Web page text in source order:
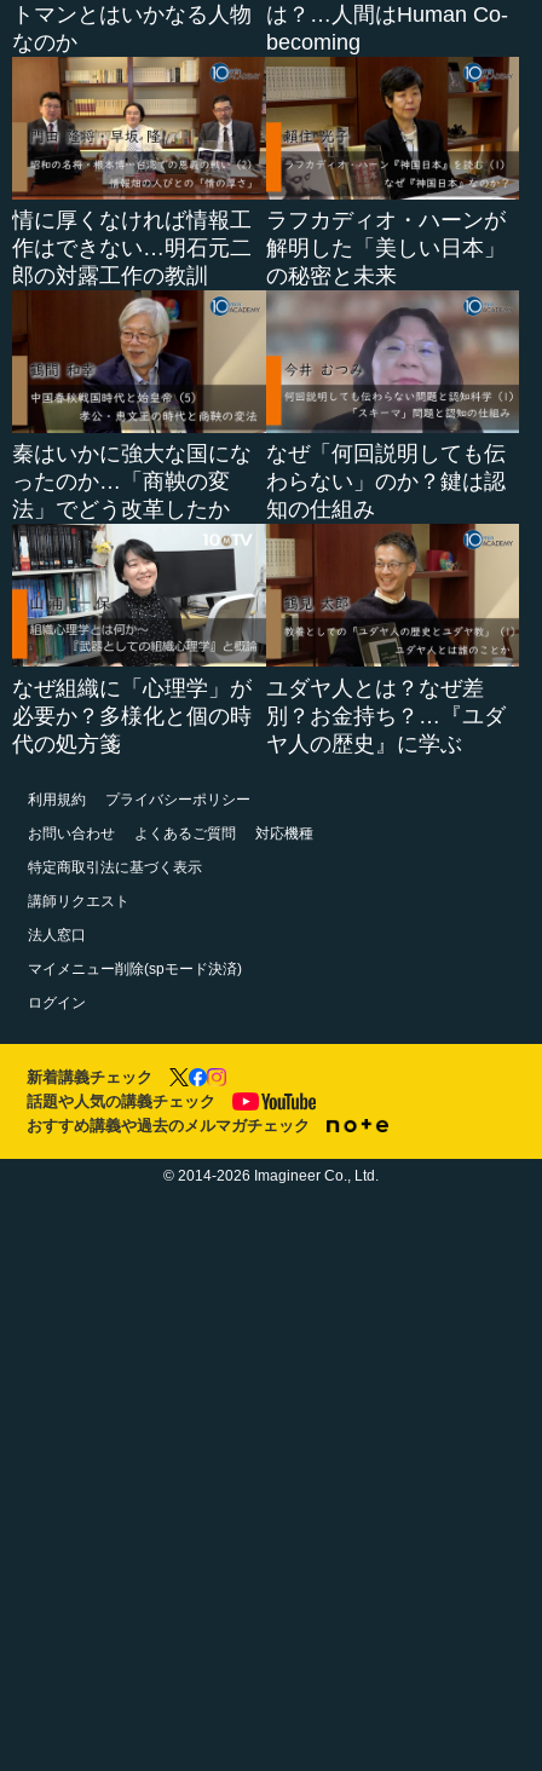
トマンとはいかなる人物
なのか
は？…人間はHuman Co-
becoming
情に厚くなければ情報工
作はできない…明石元二
郎の対露工作の教訓
ラフカディオ・ハーンが
解明した「美しい日本」
の秘密と未来
秦はいかに強大な国にな
ったのか…「商鞅の変
法」でどう改革したか
なぜ「何回説明しても伝
わらない」のか？鍵は認
知の仕組み
なぜ組織に「心理学」が
必要か？多様化と個の時
代の処方箋
ユダヤ人とは？なぜ差
別？お金持ち？…『ユダ
ヤ人の歴史』に学ぶ
利用規約
プライバシーポリシー
お問い合わせ
よくあるご質問
対応機種
特定商取引法に基づく表示
講師リクエスト
法人窓口
マイメニュー削除(spモード決済)
ログイン
新着講義チェック
話題や人気の講義チェック
おすすめ講義や過去のメルマガチェック
© 2014-2026 Imagineer Co., Ltd.